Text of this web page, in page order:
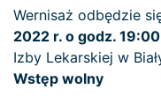
Wernisaż odbędzie
2022 r. o godz. 19:00
Izby Lekarskiej w
Wstęp wolny